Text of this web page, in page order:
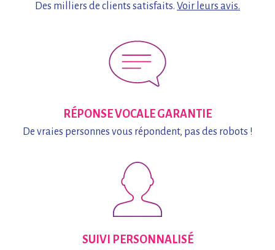
Des milliers de clients satisfaits. Voir leurs avis.
RÉPONSE VOCALE GARANTIE
De vraies personnes vous répondent, pas des robots !
SUIVI PERSONNALISÉ